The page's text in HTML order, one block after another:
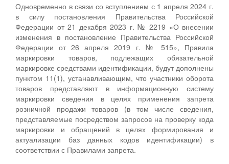
Одновременно в связи со вступлением с 1 апреля 2024 г.
в силу постановления Правительства Российской
Федерации от 21 декабря 2023 г. № 2219 «О внесении
изменения в постановление Правительства Российской
Федерации от 26 апреля 2019 г. № 515», Правила
маркировки товаров, подлежащих обязательной
маркировке средствами идентификации, будут дополнены
пунктом 11(1), устанавливающим, что участники оборота
товаров представляют в информационную систему
маркировки сведения в целях применения запрета
розничной продажи товаров (в том числе сведения,
представляемые посредством запросов на проверку кода
маркировки и обращений в целях формирования и
актуализации баз данных кодов идентификации) в
соответствии с Правилами запрета.